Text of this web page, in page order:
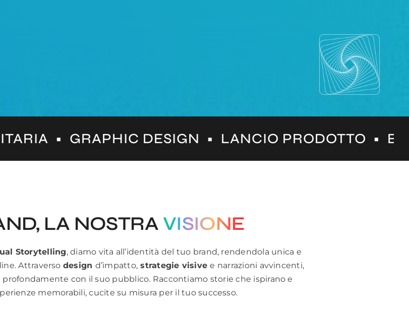
DESIGN • LANCIO PRODOTTO • EVENTS &
LA NOSTRA VISIONE
Storytelling, diamo vita all’identità del tuo brand, rendendola unica e
Attraverso design d’impatto, strategie visivee narrazioni avvincenti,
con il suo pubblico. Raccontiamo storie che ispirano e
memorabili, cucite su misura per il tuo successo.